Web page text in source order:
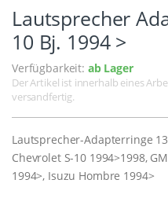
Lautsprecher
10 Bj. 1994 >
Verfügbarkeit: ab Lager
Der Artikel ist innerhalb eines
versandfertig.
Lautsprecher-Adapterringe
Chevrolet S-10 1994>1998,
1994>, Isuzu Hombre 1994>